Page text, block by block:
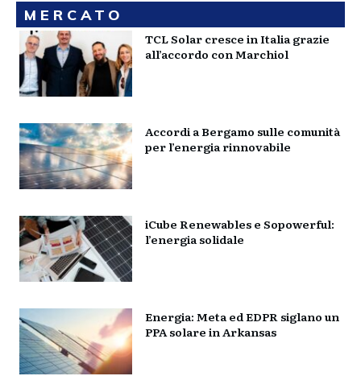
MERCATO
TCL Solar cresce in Italia grazie
all’accordo con Marchiol
Accordi a Bergamo sulle comunità
per l’energia rinnovabile
iCube Renewables e Sopowerful:
l’energia solidale
Energia: Meta ed EDPR siglano un
PPA solare in Arkansas